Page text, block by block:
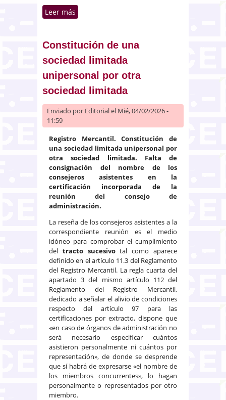
Leer más
denegación de la inscripción
Constitución de una
sociedad limitada
unipersonal por otra
sociedad limitada
Enviado por Editorialel Mié, 04/02/2026 -
11:59
Registro Mercantil. Constitución de
una sociedad limitada unipersonal por
otra sociedad limitada. Falta de
consignación del nombre de los
consejeros asistentes en la
certificación incorporada de la
reunión del consejo de
administración.
La reseña de los consejeros asistentes a la
correspondiente reunión es el medio
idóneo para comprobar el cumplimiento
del tracto sucesivotal como aparece
definido en el artículo 11.3 del Reglamento
del Registro Mercantil. La regla cuarta del
apartado 3 del mismo artículo 112 del
Reglamento del Registro Mercantil,
dedicado a señalar el alivio de condiciones
respecto del artículo 97 para las
certificaciones por extracto, dispone que
«en caso de órganos de administración no
será necesario especificar cuántos
asistieron personalmente ni cuántos por
representación», de donde se desprende
que sí habrá de expresarse «el nombre de
los miembros concurrentes», lo hagan
personalmente o representados por otro
miembro.